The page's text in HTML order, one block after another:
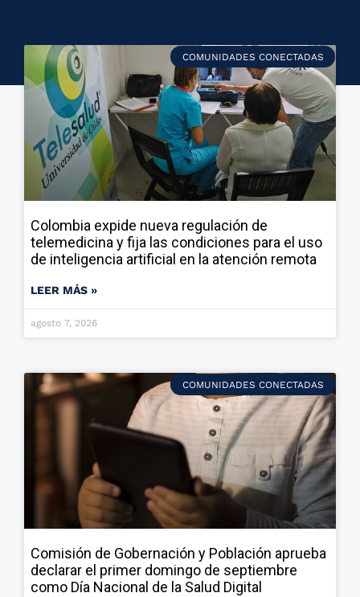
COMUNIDADES CONECTADAS
Colombia expide nueva regulación de
telemedicina y fija las condiciones para el uso
de inteligencia artificial en la atención remota
LEER MÁS »
agosto 7, 2026
COMUNIDADES CONECTADAS
Comisión de Gobernación y Población aprueba
declarar el primer domingo de septiembre
como Día Nacional de la Salud Digital